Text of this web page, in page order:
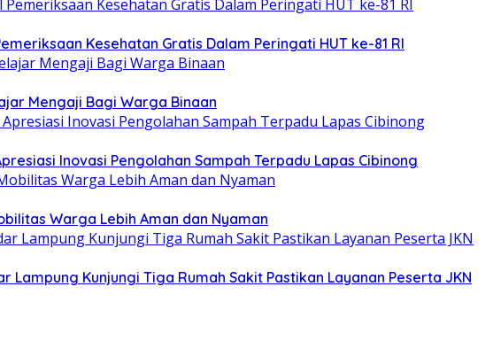
Kesehatan Gratis Dalam Peringati HUT ke-81 RI
Mengaji Bagi Warga Binaan
Inovasi Pengolahan Sampah Terpadu Lapas Cibinong
Warga Lebih Aman dan Nyaman
Lampung Kunjungi Tiga Rumah Sakit Pastikan Layanan Peserta JKN